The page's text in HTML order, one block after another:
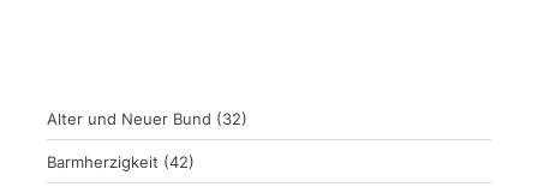
Alter und Neuer Bund (32)
Barmherzigkeit (42)